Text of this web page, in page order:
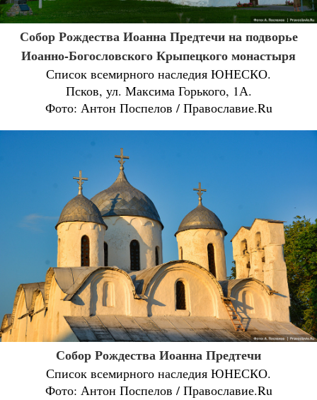
Собор Рождества Иоанна Предтечи на подворье
Иоанно-Богословского Крыпецкого монастыря
Список всемирного наследия ЮНЕСКО.
Псков, ул. Максима Горького, 1А.
Фото: Антон Поспелов / Православие.Ru
Собор Рождества Иоанна Предтечи
Список всемирного наследия ЮНЕСКО.
Фото: Антон Поспелов / Православие.Ru